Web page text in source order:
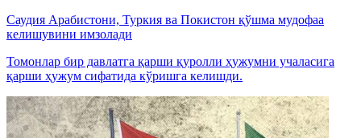
Саудия Арабистони, Туркия ва Покистон қўшма мудофаа
келишувини имзолади
Томонлар бир давлатга қарши қуролли ҳужумни учаласига
қарши ҳужум сифатида кўришга келишди.